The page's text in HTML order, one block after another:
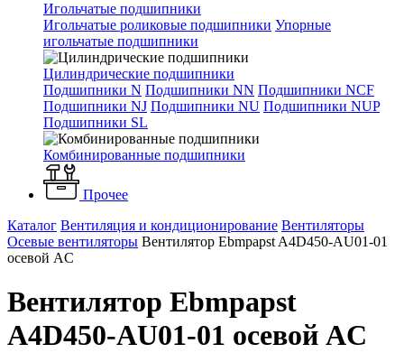
Игольчатые подшипники
Игольчатые роликовые подшипники Упорные
игольчатые подшипники
Цилиндрические подшипники
Подшипники N Подшипники NN Подшипники NCF
Подшипники NJ Подшипники NU Подшипники NUP
Подшипники SL
Комбинированные подшипники
Прочее
Каталог Вентиляция и кондиционирование Вентиляторы
Осевые вентиляторы Вентилятор Ebmpapst A4D450-AU01-01
осевой AC
Вентилятор Ebmpapst
A4D450-AU01-01 осевой AC